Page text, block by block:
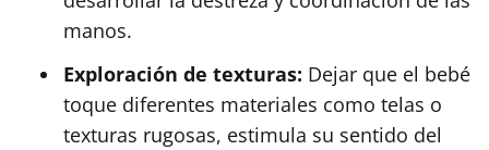
manos.
Exploración de texturas: Dejar que el bebé
toque diferentes materiales como telas o
texturas rugosas, estimula su sentido del